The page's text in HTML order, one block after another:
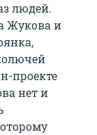
людей.
Жукова и
проекте
нет и